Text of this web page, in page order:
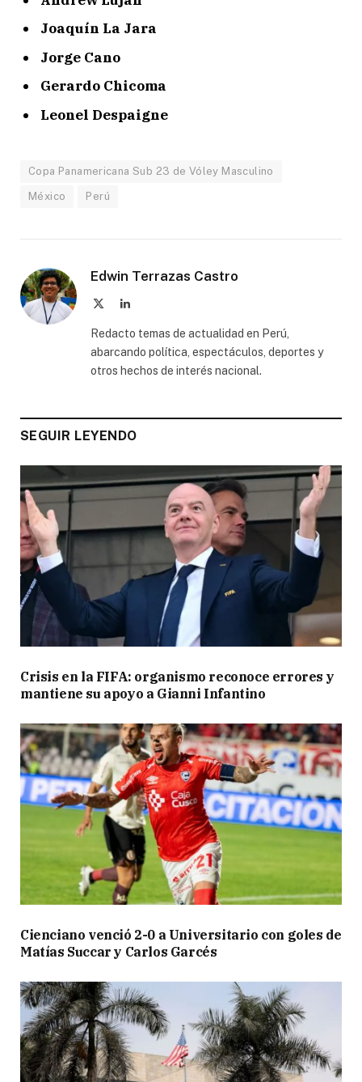
Joaquín La Jara
Jorge Cano
Gerardo Chicoma
Leonel Despaigne
Copa Panamericana Sub 23 de Vóley Masculino
México Perú
Edwin Terrazas Castro
LinkedIn
Redacto temas de actualidad en Perú,
abarcando política, espectáculos, deportes y
otros hechos de interés nacional.
SEGUIR LEYENDO
Crisis en la FIFA: organismo reconoce errores y
mantiene su apoyo a Gianni Infantino
Cienciano venció 2-0 a Universitario con goles de
Matías Succar y Carlos Garcés